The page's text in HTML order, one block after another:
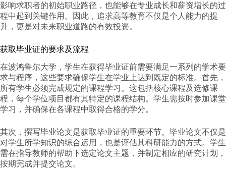
影响求职者的初始职业路径，也能够在专业成长和薪资增长的过
程中起到关键作用。因此，追求高等教育不仅是个人能力的提
升，更是对未来职业道路的有效投资。
获取毕业证的要求及流程
在波鸿鲁尔大学，学生在获得毕业证前需要满足一系列的学术要
求与程序，这些要求确保学生在学业上达到既定的标准。首先，
所有学生必须完成规定的课程学习。这包括核心课程及选修课
程，每个学位项目都有其特定的课程结构。学生需按时参加课堂
学习，并确保在各课程中取得合格的学分。
其次，撰写毕业论文是获取毕业证的重要环节。毕业论文不仅是
对学生所学知识的综合运用，也是评估其科研能力的方式。学生
需在指导教师的帮助下选定论文主题，并制定相应的研究计划，
按期完成并提交论文。